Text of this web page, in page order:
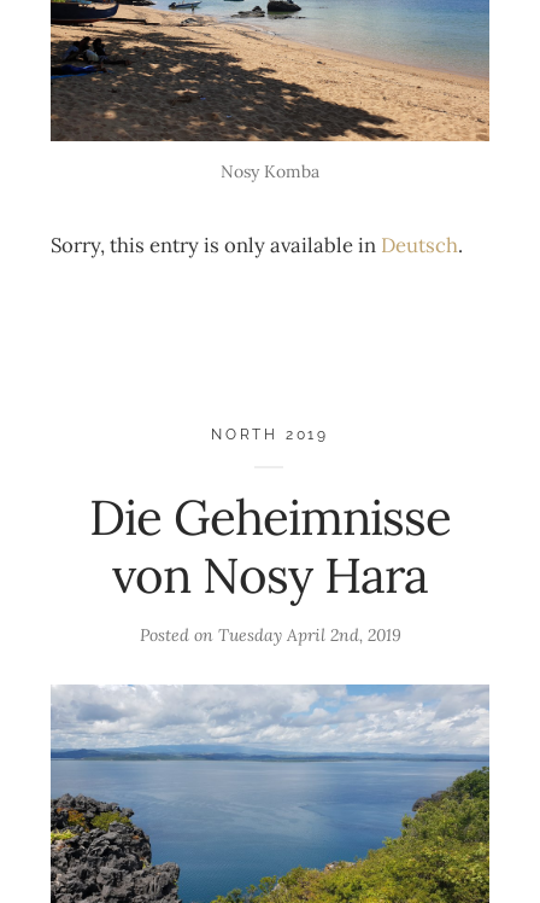
Nosy Komba
Sorry, this entry is only available in Deutsch.
NORTH 2019
Die Geheimnisse
von Nosy Hara
Posted on Tuesday April 2nd, 2019